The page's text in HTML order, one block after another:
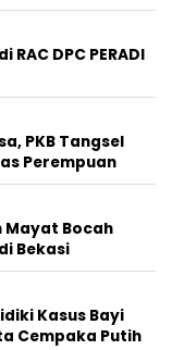
DPC PERADI
PKB Tangsel
Perempuan
Mayat Bocah
Bekasi
Kasus Bayi
Cempaka Putih